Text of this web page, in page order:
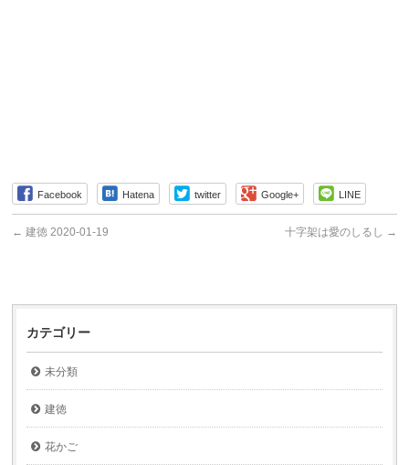
Facebook Hatena twitter Google+ LINE
← 建徳 2020-01-19 十字架は愛のしるし →
カテゴリー
未分類
建徳
花かご